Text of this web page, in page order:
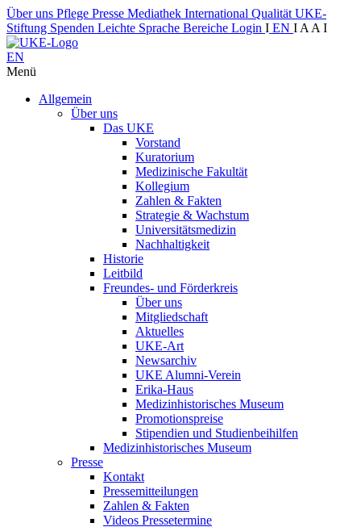
Über uns Pflege Presse Mediathek International Qualität UKE-
Stiftung Spenden Leichte Sprache Bereiche Login I EN I A A I
EN
Menü
Allgemein
Über uns
Das UKE
Vorstand
Kuratorium
Medizinische Fakultät
Kollegium
Zahlen & Fakten
Strategie & Wachstum
Universitätsmedizin
Nachhaltigkeit
Historie
Leitbild
Freundes- und Förderkreis
Über uns
Mitgliedschaft
Aktuelles
UKE-Art
Newsarchiv
UKE Alumni-Verein
Erika-Haus
Medizinhistorisches Museum
Promotionspreise
Stipendien und Studienbeihilfen
Medizinhistorisches Museum
Presse
Kontakt
Pressemitteilungen
Zahlen & Fakten
Videos Pressetermine